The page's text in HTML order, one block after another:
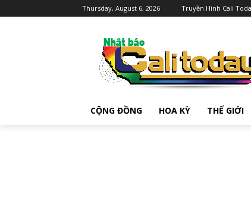
Thursday, August 6, 2026 Truyền Hình Cali
CỘNG ĐỒNG HOA KỲ THẾ GIỚI